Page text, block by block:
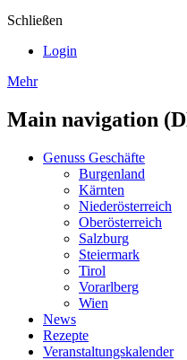
Schließen
Login
Mehr
Main navigation
Genuss Geschäfte
Burgenland
Kärnten
Niederösterreich
Oberösterreich
Salzburg
Steiermark
Tirol
Vorarlberg
Wien
News
Rezepte
Veranstaltungskalender